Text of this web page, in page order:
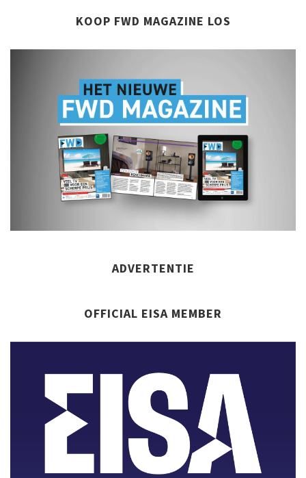
KOOP FWD MAGAZINE LOS
ADVERTENTIE
OFFICIAL EISA MEMBER